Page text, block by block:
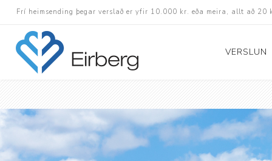
Frí heimsending þegar verslað er yfir 10.000 kr. eða meira, allt að 20
VERSLUN
Götuskór
Hlaupaskór